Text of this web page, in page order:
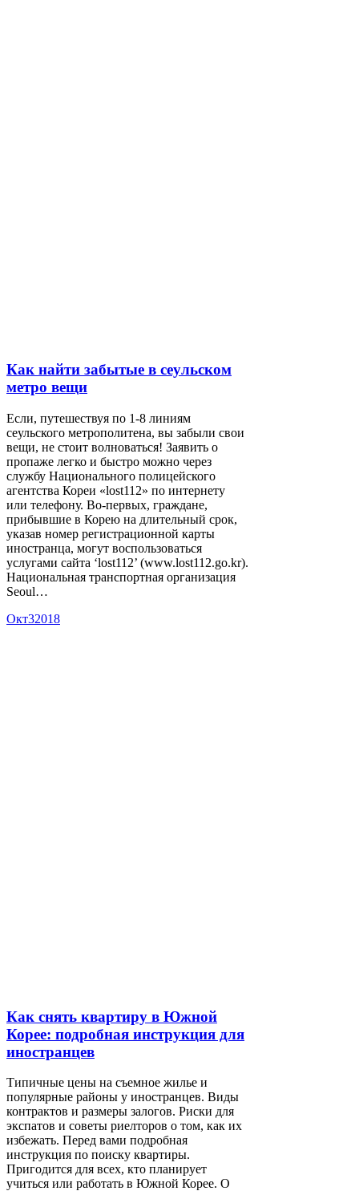
Как найти забытые в сеульском
метро вещи
Если, путешествуя по 1-8 линиям
сеульского метрополитена, вы забыли свои
вещи, не стоит волноваться! Заявить о
пропаже легко и быстро можно через
службу Национального полицейского
агентства Кореи «lost112» по интернету
или телефону. Во-первых, граждане,
прибывшие в Корею на длительный срок,
указав номер регистрационной карты
иностранца, могут воспользоваться
услугами сайта ‘lost112’ (www.lost112.go.kr).
Национальная транспортная организация
Seoul…
Окт32018
Как снять квартиру в Южной
Корее: подробная инструкция для
иностранцев
Типичные цены на съемное жилье и
популярные районы у иностранцев. Виды
контрактов и размеры залогов. Риски для
экспатов и советы риелторов о том, как их
избежать. Перед вами подробная
инструкция по поиску квартиры.
Пригодится для всех, кто планирует
учиться или работать в Южной Корее. О